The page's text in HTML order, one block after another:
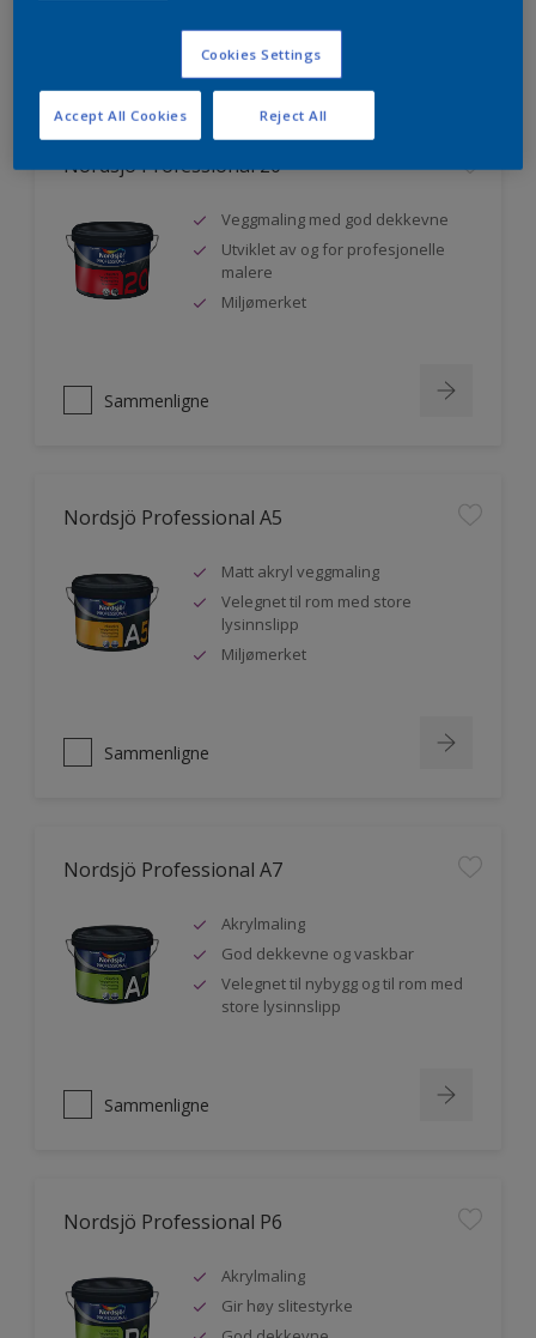
Sammenligne
Nordsjö Professional 20
Veggmaling med god dekkevne
Utviklet av og for profesjonelle
malere
Miljømerket
Sammenligne
Nordsjö Professional A5
Matt akryl veggmaling
Velegnet til rom med store
lysinnslipp
Miljømerket
Sammenligne
Nordsjö Professional A7
Akrylmaling
God dekkevne og vaskbar
Velegnet til nybygg og til rom med
store lysinnslipp
Sammenligne
Nordsjö Professional P6
Akrylmaling
Gir høy slitestyrke
Cookies Settings
Reject All
Accept All Cookies